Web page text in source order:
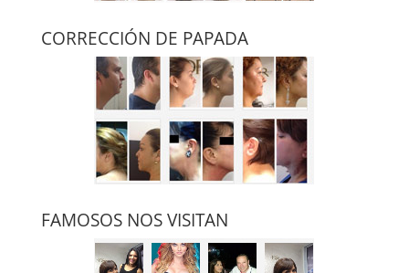
CORRECCIÓN DE PAPADA
FAMOSOS NOS VISITAN